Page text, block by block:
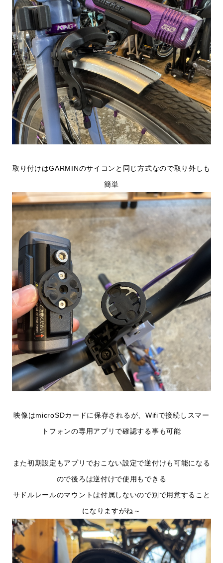
取り付けはGARMINのサイコンと同じ方式なので取り外しも
簡単
映像はmicroSDカードに保存されるが、Wifiで接続しスマー
トフォンの専用アプリで確認する事も可能
また初期設定もアプリでおこない設定で逆付けも可能になる
ので後ろは逆付けで使用もできる
サドルレールのマウントは付属しないので別で用意すること
になりますがね～